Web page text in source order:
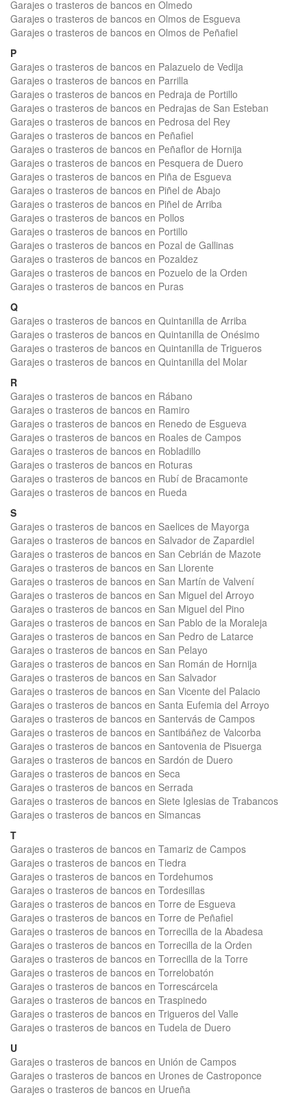
Garajes o trasteros de bancos en Olmedo
Garajes o trasteros de bancos en Olmos de Esgueva
Garajes o trasteros de bancos en Olmos de Peñafiel
P
Garajes o trasteros de bancos en Palazuelo de Vedija
Garajes o trasteros de bancos en Parrilla
Garajes o trasteros de bancos en Pedraja de Portillo
Garajes o trasteros de bancos en Pedrajas de San Esteban
Garajes o trasteros de bancos en Pedrosa del Rey
Garajes o trasteros de bancos en Peñafiel
Garajes o trasteros de bancos en Peñaflor de Hornija
Garajes o trasteros de bancos en Pesquera de Duero
Garajes o trasteros de bancos en Piña de Esgueva
Garajes o trasteros de bancos en Piñel de Abajo
Garajes o trasteros de bancos en Piñel de Arriba
Garajes o trasteros de bancos en Pollos
Garajes o trasteros de bancos en Portillo
Garajes o trasteros de bancos en Pozal de Gallinas
Garajes o trasteros de bancos en Pozaldez
Garajes o trasteros de bancos en Pozuelo de la Orden
Garajes o trasteros de bancos en Puras
Q
Garajes o trasteros de bancos en Quintanilla de Arriba
Garajes o trasteros de bancos en Quintanilla de Onésimo
Garajes o trasteros de bancos en Quintanilla de Trigueros
Garajes o trasteros de bancos en Quintanilla del Molar
R
Garajes o trasteros de bancos en Rábano
Garajes o trasteros de bancos en Ramiro
Garajes o trasteros de bancos en Renedo de Esgueva
Garajes o trasteros de bancos en Roales de Campos
Garajes o trasteros de bancos en Robladillo
Garajes o trasteros de bancos en Roturas
Garajes o trasteros de bancos en Rubí de Bracamonte
Garajes o trasteros de bancos en Rueda
S
Garajes o trasteros de bancos en Saelices de Mayorga
Garajes o trasteros de bancos en Salvador de Zapardiel
Garajes o trasteros de bancos en San Cebrián de Mazote
Garajes o trasteros de bancos en San Llorente
Garajes o trasteros de bancos en San Martín de Valvení
Garajes o trasteros de bancos en San Miguel del Arroyo
Garajes o trasteros de bancos en San Miguel del Pino
Garajes o trasteros de bancos en San Pablo de la Moraleja
Garajes o trasteros de bancos en San Pedro de Latarce
Garajes o trasteros de bancos en San Pelayo
Garajes o trasteros de bancos en San Román de Hornija
Garajes o trasteros de bancos en San Salvador
Garajes o trasteros de bancos en San Vicente del Palacio
Garajes o trasteros de bancos en Santa Eufemia del Arroyo
Garajes o trasteros de bancos en Santervás de Campos
Garajes o trasteros de bancos en Santibáñez de Valcorba
Garajes o trasteros de bancos en Santovenia de Pisuerga
Garajes o trasteros de bancos en Sardón de Duero
Garajes o trasteros de bancos en Seca
Garajes o trasteros de bancos en Serrada
Garajes o trasteros de bancos en Siete Iglesias de Trabancos
Garajes o trasteros de bancos en Simancas
T
Garajes o trasteros de bancos en Tamariz de Campos
Garajes o trasteros de bancos en Tiedra
Garajes o trasteros de bancos en Tordehumos
Garajes o trasteros de bancos en Tordesillas
Garajes o trasteros de bancos en Torre de Esgueva
Garajes o trasteros de bancos en Torre de Peñafiel
Garajes o trasteros de bancos en Torrecilla de la Abadesa
Garajes o trasteros de bancos en Torrecilla de la Orden
Garajes o trasteros de bancos en Torrecilla de la Torre
Garajes o trasteros de bancos en Torrelobatón
Garajes o trasteros de bancos en Torrescárcela
Garajes o trasteros de bancos en Traspinedo
Garajes o trasteros de bancos en Trigueros del Valle
Garajes o trasteros de bancos en Tudela de Duero
U
Garajes o trasteros de bancos en Unión de Campos
Garajes o trasteros de bancos en Urones de Castroponce
Garajes o trasteros de bancos en Urueña